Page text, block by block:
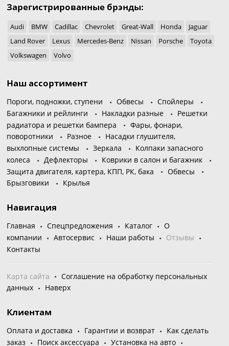
Зарегистрированные брэнды:
Audi BMW Cadillac Chevrolet Great-Wall Honda
Jaguar
Land Rover
Lexus Mercedes-Benz Nissan Porsche
Toyota
Volkswagen
Volvo
Наш ассортимент
Пороги, подножки, ступени Обвесы
Спойлеры
Багажники и рейлинги
Накладки разные
Решетки
радиатора и решетки бампера
Фары, фонари,
поворотники
Разное
Насадки глушителя,
выхлопные системы
Зеркала
Колпаки запасного
колеса
Дефлекторы
Коврики в салон и багажник
Защита двигателя, картера, КПП, РК, бака
Обвесы
Брызговики
Крылья
Навигация
Главная Спецпредложения Каталог
О
компании
Автосервис Наши работы
Отзывы
Контакты
Карта сайта
Соглашение на обработку персональных
данных
Наверх
Клиентам
Оплата и доставка Гарантии и возврат
Как сделать
заказ
Поиск аксессуара Установка на авто